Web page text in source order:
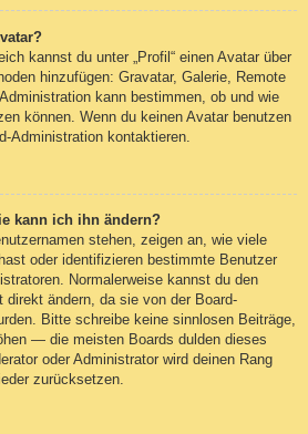
kannst du unter „Profil“ einen Avatar über
hinzufügen: Gravatar, Galerie, Remote
kann bestimmen, ob und wie
können. Wenn du keinen Avatar benutzen
Administration kontaktieren.
kann ich ihn ändern?
stehen, zeigen an, wie viele
oder identifizieren bestimmte Benutzer
Normalerweise kannst du den
direkt ändern, da sie von der Board-
Bitte schreibe keine sinnlosen Beiträge,
— die meisten Boards dulden dieses
oder Administrator wird deinen Rang
zurücksetzen.